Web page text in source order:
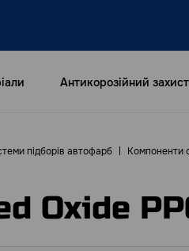
Антикорозійний
підборів автофарб Компоненти
Oxide